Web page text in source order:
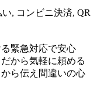
, コンビニ決済, QR
緊急対応で安心
から気軽に頼める
ら伝え間違いの心